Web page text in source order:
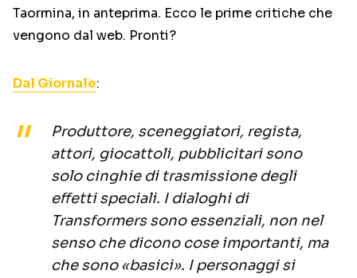
Taormina, in anteprima. Ecco le prime critiche che
vengono dal web. Pronti?
Dal Giornale:
Produttore, sceneggiatori, regista,
attori, giocattoli, pubblicitari sono
solo cinghie di trasmissione degli
effetti speciali. I dialoghi di
Transformers sono essenziali, non nel
senso che dicono cose importanti, ma
che sono «basici». I personaggi si